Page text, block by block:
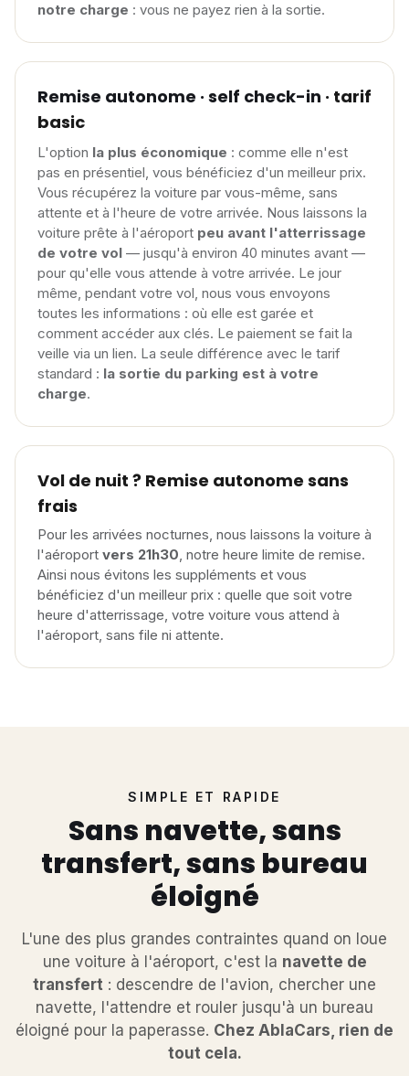
notre charge : vous ne payez rien à la sortie.
Remise autonome · self check-in · tarif
basic
L'option la plus économique : comme elle n'est
pas en présentiel, vous bénéficiez d'un meilleur prix.
Vous récupérez la voiture par vous-même, sans
attente et à l'heure de votre arrivée. Nous laissons la
voiture prête à l'aéroport peu avant l'atterrissage
de votre vol — jusqu'à environ 40 minutes avant —
pour qu'elle vous attende à votre arrivée. Le jour
même, pendant votre vol, nous vous envoyons
toutes les informations : où elle est garée et
comment accéder aux clés. Le paiement se fait la
veille via un lien. La seule différence avec le tarif
standard : la sortie du parking est à votre
charge.
Vol de nuit ? Remise autonome sans
frais
Pour les arrivées nocturnes, nous laissons la voiture à
l'aéroport vers 21h30, notre heure limite de remise.
Ainsi nous évitons les suppléments et vous
bénéficiez d'un meilleur prix : quelle que soit votre
heure d'atterrissage, votre voiture vous attend à
l'aéroport, sans file ni attente.
SIMPLE ET RAPIDE
Sans navette, sans
transfert, sans bureau
éloigné
L'une des plus grandes contraintes quand on loue
une voiture à l'aéroport, c'est la navette de
transfert : descendre de l'avion, chercher une
navette, l'attendre et rouler jusqu'à un bureau
éloigné pour la paperasse. Chez AblaCars, rien de
tout cela.